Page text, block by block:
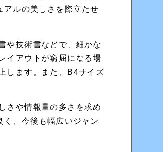
アルの美しさを際立たせ
や技術書などで、細かな
イアウトが窮屈になる場
します。また、B4サイズ
さや情報量の多さを求め
く、今後も幅広いジャン